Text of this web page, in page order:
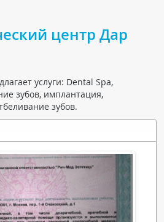
задания
центр Дар
услуги: Dental Spa,
зубов, имплантация,
зубов.